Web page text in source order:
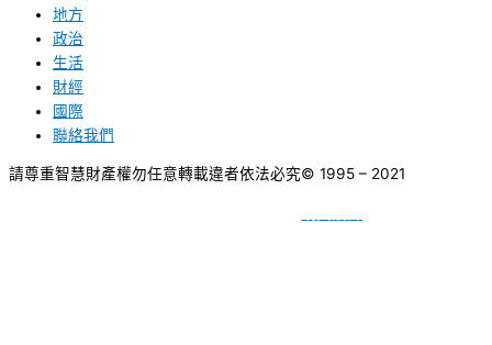
地方
政治
生活
財經
國際
聯絡我們
請尊重智慧財產權勿任意轉載違者依法必究© 1995 – 2021